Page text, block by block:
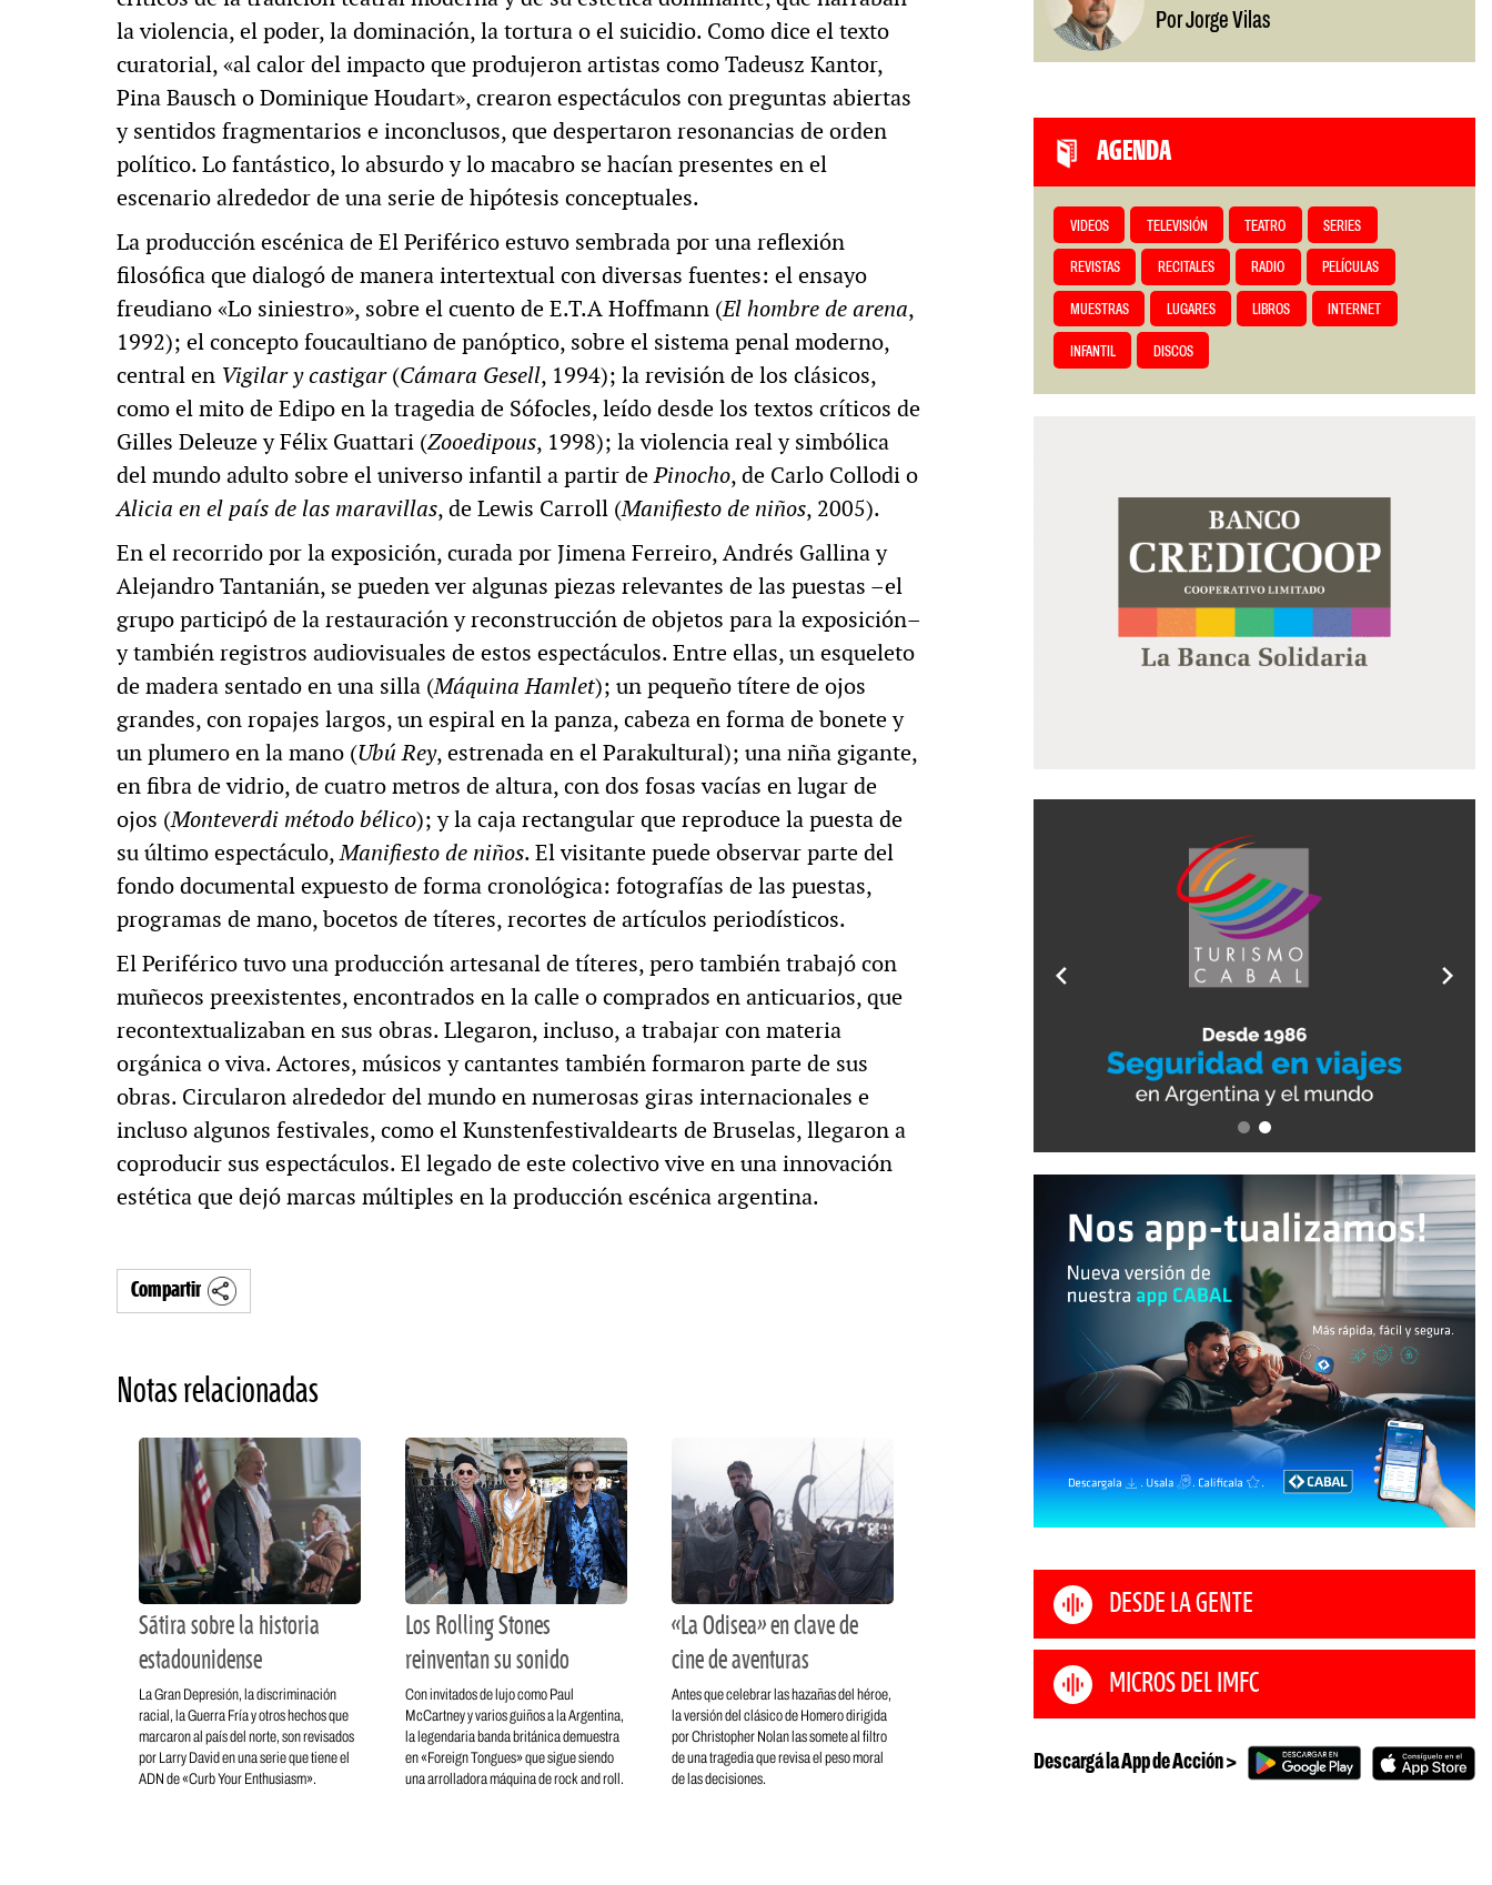
la violencia, el poder, la dominación, la tortura o el suicidio. Como dice el texto
curatorial, «al calor del impacto que produjeron artistas como Tadeusz Kantor,
Pina Bausch o Dominique Houdart», crearon espectáculos con preguntas abiertas
y sentidos fragmentarios e inconclusos, que despertaron resonancias de orden
político. Lo fantástico, lo absurdo y lo macabro se hacían presentes en el
escenario alrededor de una serie de hipótesis conceptuales.
La producción escénica de El Periférico estuvo sembrada por una reflexión
filosófica que dialogó de manera intertextual con diversas fuentes: el ensayo
freudiano «Lo siniestro», sobre el cuento de E.T.A Hoffmann (El hombre de arena,
1992); el concepto foucaultiano de panóptico, sobre el sistema penal moderno,
central en Vigilar y castigar(Cámara Gesell, 1994); la revisión de los clásicos,
como el mito de Edipo en la tragedia de Sófocles, leído desde los textos críticos de
Gilles Deleuze y Félix Guattari (Zooedipous, 1998); la violencia real y simbólica
del mundo adulto sobre el universo infantil a partir dePinocho, de Carlo Collodi o
Alicia en el país de las maravillas, de Lewis Carroll (Manifiesto de niños, 2005).
En el recorrido por la exposición, curada por Jimena Ferreiro, Andrés Gallina y
Alejandro Tantanián, se pueden ver algunas piezas relevantes de las puestas –el
grupo participó de la restauración y reconstrucción de objetos para la exposición–
y también registros audiovisuales de estos espectáculos. Entre ellas, un esqueleto
de madera sentado en una silla (Máquina Hamlet); un pequeño títere de ojos
grandes, con ropajes largos, un espiral en la panza, cabeza en forma de bonete y
un plumero en la mano (Ubú Rey, estrenada en el Parakultural); una niña gigante,
en fibra de vidrio, de cuatro metros de altura, con dos fosas vacías en lugar de
ojos (Monteverdi método bélico); y la caja rectangular que reproduce la puesta de
su último espectáculo,Manifiesto de niños. El visitante puede observar parte del
fondo documental expuesto de forma cronológica: fotografías de las puestas,
programas de mano, bocetos de títeres, recortes de artículos periodísticos.
El Periférico tuvo una producción artesanal de títeres, pero también trabajó con
muñecos preexistentes, encontrados en la calle o comprados en anticuarios, que
recontextualizaban en sus obras. Llegaron, incluso, a trabajar con materia
orgánica o viva. Actores, músicos y cantantes también formaron parte de sus
obras. Circularon alrededor del mundo en numerosas giras internacionales e
incluso algunos festivales, como el Kunstenfestivaldearts de Bruselas, llegaron a
coproducir sus espectáculos. El legado de este colectivo vive en una innovación
estética que dejó marcas múltiples en la producción escénica argentina.
Compartir
Notas relacionadas
Sátira sobre la historia
estadounidense
La Gran Depresión, la discriminación
racial, la Guerra Fría y otros hechos que
marcaron al país del norte, son revisados
por Larry David en una serie que tiene el
ADN de «Curb Your Enthusiasm».
Los Rolling Stones
reinventan su sonido
Con invitados de lujo como Paul
McCartney y varios guiños a la Argentina,
la legendaria banda británica demuestra
en «Foreign Tongues» que sigue siendo
una arrolladora máquina de rock and roll.
«La Odisea» en clave de
cine de aventuras
Antes que celebrar las hazañas del héroe,
la versión del clásico de Homero dirigida
por Christopher Nolan las somete al filtro
de una tragedia que revisa el peso moral
de las decisiones.
Por Jorge Vilas
AGENDA
VIDEOS TELEVISIÓN TEATRO SERIES
REVISTAS RECITALES RADIO PELÍCULAS
MUESTRAS LUGARES LIBROS INTERNET
INFANTIL DISCOS
DESDE LA GENTE
MICROS DEL IMFC
Descargá la App de Acción >